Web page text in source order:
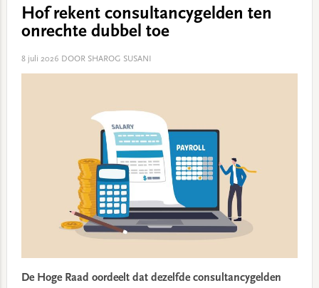
Hof rekent consultancygelden ten
onrechte dubbel toe
8 juli 2026 DOOR SHAROG SUSANI
De Hoge Raad oordeelt dat dezelfde consultancygelden